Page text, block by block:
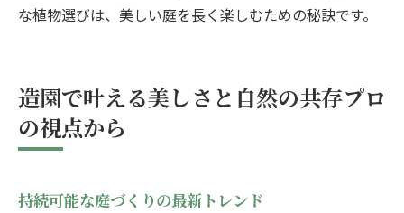
な植物選びは、美しい庭を長く楽しむための秘訣です。
造園で叶える美しさと自然の共存プロ
の視点から
持続可能な庭づくりの最新トレンド